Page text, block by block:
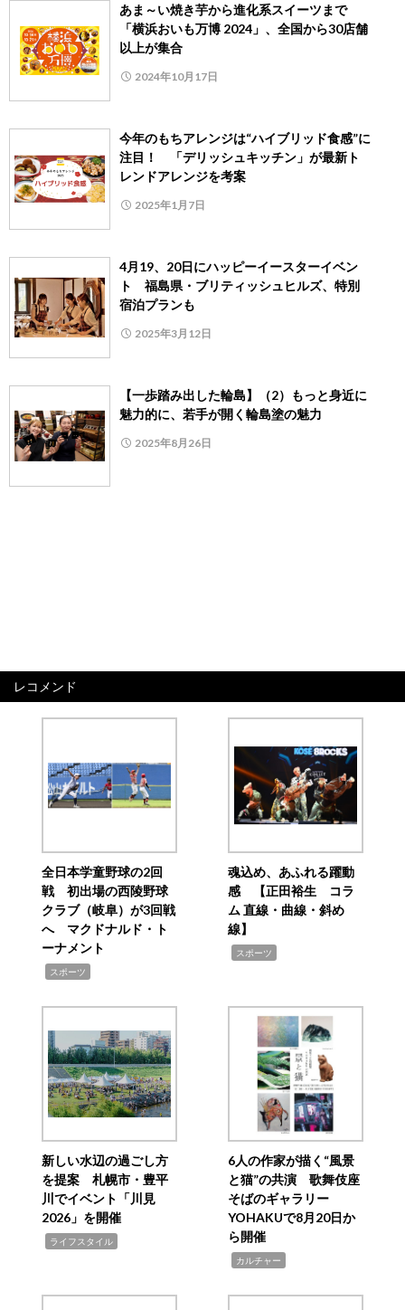
あま～い焼き芋から進化系スイーツまで
「横浜おいも万博 2024」、全国から30店舗
以上が集合
2024年10月17日
今年のもちアレンジは“ハイブリッド食感”に
注目！ 「デリッシュキッチン」が最新ト
レンドアレンジを考案
2025年1月7日
4月19、20日にハッピーイースターイベン
ト 福島県・ブリティッシュヒルズ、特別
宿泊プランも
2025年3月12日
【一歩踏み出した輪島】（2）もっと身近に
魅力的に、若手が開く輪島塗の魅力
2025年8月26日
レコメンド
全日本学童野球の2回
戦 初出場の西陵野球
クラブ（岐阜）が3回戦
へ マクドナルド・ト
ーナメント
スポーツ
魂込め、あふれる躍動
感 【正田裕生 コラ
ム 直線・曲線・斜め
線】
スポーツ
新しい水辺の過ごし方
を提案 札幌市・豊平
川でイベント「川見
2026」を開催
ライフスタイル
6人の作家が描く“風景
と猫”の共演 歌舞伎座
そばのギャラリー
YOHAKUで8月20日か
ら開催
カルチャー